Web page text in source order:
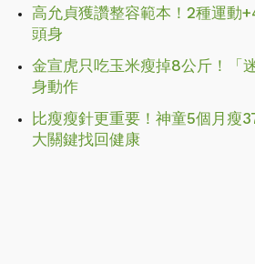
高允貞獲讚整容範本！2種運動
頭身
金宣虎只吃玉米瘦掉8公斤！「
身動作
比瘦瘦針更重要！神童5個月瘦
大關鍵找回健康